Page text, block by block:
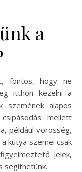
a
fontos, hogy ne
itthon kezelni a
szemének alapos
mellett
például vörösség,
kutya szemei csak
jelek,
segíthetünk.